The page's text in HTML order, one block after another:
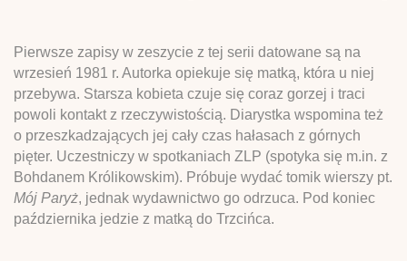
Pierwsze zapisy w zeszycie z tej serii datowane są na
wrzesień 1981 r. Autorka opiekuje się matką, która u niej
przebywa. Starsza kobieta czuje się coraz gorzej i traci
powoli kontakt z rzeczywistością. Diarystka wspomina też
o przeszkadzających jej cały czas hałasach z górnych
pięter. Uczestniczy w spotkaniach ZLP (spotyka się m.in. z
Bohdanem Królikowskim). Próbuje wydać tomik wierszy pt.
Mój Paryż, jednak wydawnictwo go odrzuca. Pod koniec
października jedzie z matką do Trzcińca.